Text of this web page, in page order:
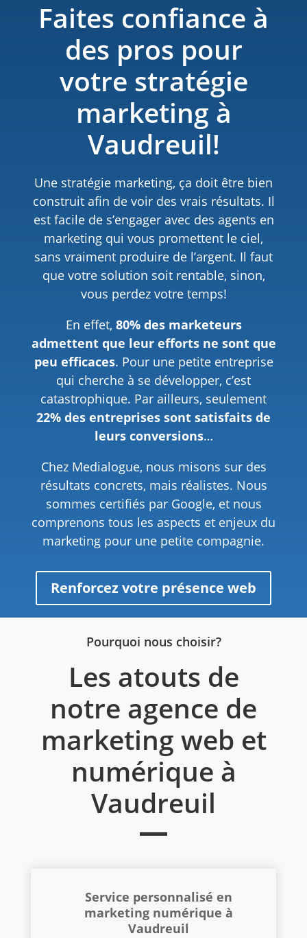
Faites confiance à
des pros pour
votre stratégie
marketing à
Vaudreuil!
Une stratégie marketing, ça doit être bien
construit afin de voir des vrais résultats. Il
est facile de s’engager avec des agents en
marketing qui vous promettent le ciel,
sans vraiment produire de l’argent. Il faut
que votre solution soit rentable, sinon,
vous perdez votre temps!
En effet, 80% des marketeurs
admettent que leur efforts ne sont que
peu efficaces. Pour une petite entreprise
qui cherche à se développer, c’est
catastrophique. Par ailleurs, seulement
22% des entreprises sont satisfaits de
leurs conversions…
Chez Medialogue, nous misons sur des
résultats concrets, mais réalistes. Nous
sommes certifiés par Google, et nous
comprenons tous les aspects et enjeux du
marketing pour une petite compagnie.
Renforcez votre présence web
Pourquoi nous choisir?
Les atouts de
notre agence de
marketing web et
numérique à
Vaudreuil
Service personnalisé en
marketing numérique à
Vaudreuil